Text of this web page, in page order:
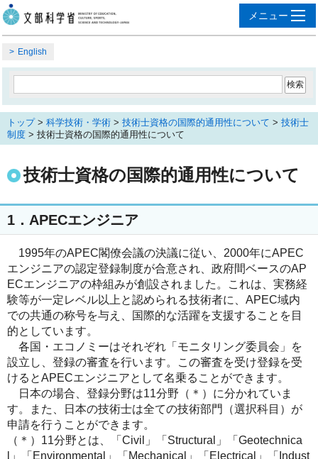
English
トップ> 科学技術・学術 > 技術士資格の国際的通用性について > 技術士
制度 > 技術士資格の国際的通用性について
技術士資格の国際的通用性について
1．APECエンジニア
1995年のAPEC閣僚会議の決議に従い、2000年にAPEC
エンジニアの認定登録制度が合意され、政府間ベースのAP
ECエンジニアの枠組みが創設されました。これは、実務経
験等が一定レベル以上と認められる技術者に、APEC域内
での共通の称号を与え、国際的な活躍を支援することを目
的としています。
各国・エコノミーはそれぞれ「モニタリング委員会」を
設立し、登録の審査を行います。この審査を受け登録を受
けるとAPECエンジニアとして名乗ることができます。
日本の場合、登録分野は11分野（＊）に分かれていま
す。また、日本の技術士は全ての技術部門（選択科目）が
申請を行うことができます。
（＊）11分野とは、「Civil」「Structural」「Geotechnica
l」「Environmental」「Mechanical」「Electrical」「Indust